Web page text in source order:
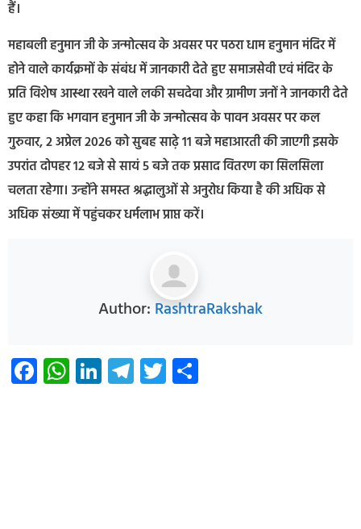
हैं।
महाबली हनुमान जी के जन्मोत्सव के अवसर पर पठरा धाम हनुमान मंदिर में
होने वाले कार्यक्रमों के संबंध में जानकारी देते हुए समाजसेवी एवं मंदिर के
प्रति विशेष आस्था रखने वाले लकी सचदेवा और ग्रामीण जनों ने जानकारी देते
हुए कहा कि भगवान हनुमान जी के जन्मोत्सव के पावन अवसर पर कल
गुरुवार, 2 अप्रेल 2026 को सुबह साढ़े 11 बजे महाआरती की जाएगी इसके
उपरांत दोपहर 12 बजे से सायं 5 बजे तक प्रसाद वितरण का सिलसिला
चलता रहेगा। उन्होंने समस्त श्रद्धालुओं से अनुरोध किया है की अधिक से
अधिक संख्या में पहुंचकर धर्मलाभ प्राप्त करें।
Author: RashtraRakshak
Facebook
WhatsApp
LinkedIn
Telegram
Twitter